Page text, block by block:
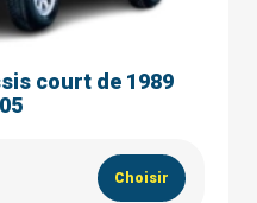
court de 1989
Choisir